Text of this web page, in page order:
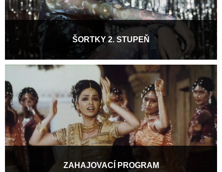
ŠORTKY 2. STUPEŇ
Festival Pragueshorts každoročně pořádá projekce pro žáky 1.
a 2. stupně základních škol. Pestrý výběr...
Více informací
ZAHAJOVACÍ PROGRAM